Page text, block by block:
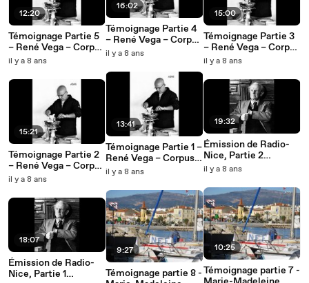
12:20
Témoignage Partie 5
– René Vega – Corpus
‘’Récit de vie’’
il y a 8 ans
15:21
Témoignage Partie 2
– René Vega – Corpus
‘’Récit de vie’’
il y a 8 ans
18:07
Émission de Radio-
Nice, Partie 1
16:02
Témoignage Partie 4
– René Vega – Corpus
‘’Récit de vie’’
il y a 8 ans
13:41
Témoignage Partie 1 –
René Vega – Corpus
‘’Récit de vie’’
il y a 8 ans
9:27
Témoignage partie 8 -
15:00
Témoignage Partie 3
– René Vega – Corpus
‘’Récit de vie’’
il y a 8 ans
19:32
Émission de Radio-
Nice, Partie 2
‘’Visages et Villages’’,
sur-Roudoule –
Fonds Francis Gag
il y a 8 ans
10:25
Témoignage partie 7 -